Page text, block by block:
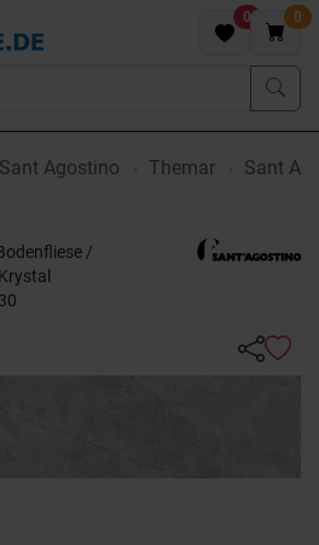
0 0
Sant Agostino Themar Sant
/